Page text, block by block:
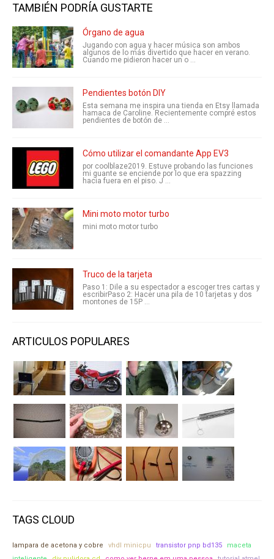
TAMBIÉN PODRÍA GUSTARTE
Órgano de agua
Jugando con agua y hacer música son ambos
algunos de lo más divertido que hacer en verano.
Cuando me pidieron hacer un o ...
Pendientes botón DIY
Esta semana me inspira una tienda en Etsy llamada
hamaca de Caroline. Recientemente compré estos
pendientes de botón de ...
Cómo utilizar el comandante App EV3
por coolblaze2019. Estuve probando las funciones
mi guante se enciende por lo que era spazzing
hacia fuera en el piso. J ...
Mini moto motor turbo
mini moto motor turbo
Truco de la tarjeta
Paso 1: Dile a su espectador a escoger tres cartas y
escribirPaso 2: Hacer una pila de 10 tarjetas y dos
montones de 15P ...
ARTICULOS POPULARES
TAGS CLOUD
lampara de acetona y cobre vhdl minicpu transistor pnp bd135
maceta